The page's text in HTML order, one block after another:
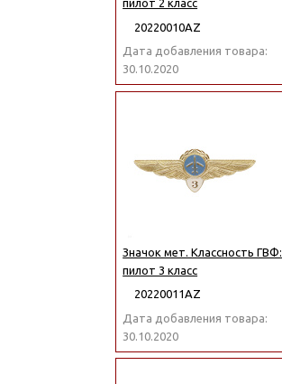
пилот 2 класс
20220010АZ
Дата добавления товара:
30.10.2020
Значок мет. Классность ГВФ:
пилот 3 класс
20220011АZ
Дата добавления товара:
30.10.2020